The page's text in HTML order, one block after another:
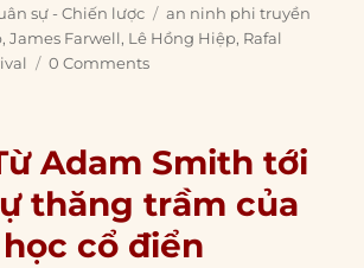
sự - Chiến lược Tags
an ninh phi truyền
,James Farwell, Lê Hồng Hiệp, Rafal
0 Comments
Adam Smith tới
thăng trầm của
cổ điển